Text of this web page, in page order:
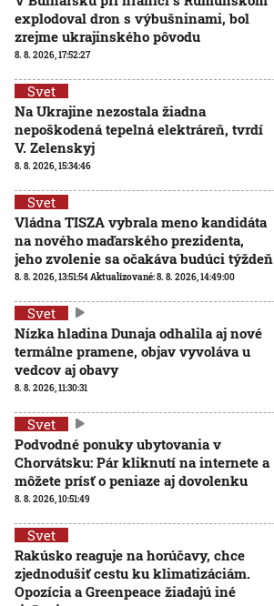
explodoval dron s výbušninami, bol
zrejme ukrajinského pôvodu
8. 8. 2026, 17:52:27
Svet
Na Ukrajine nezostala žiadna
nepoškodená tepelná elektráreň, tvrdí
V. Zelenskyj
8. 8. 2026, 15:34:46
Svet
Vládna TISZA vybrala meno kandidáta
na nového maďarského prezidenta,
jeho zvolenie sa očakáva budúci týždeň
8. 8. 2026, 13:51:54 Aktualizované:8. 8. 2026, 14:49:00
Svet
Nízka hladina Dunaja odhalila aj nové
termálne pramene, objav vyvoláva u
vedcov aj obavy
8. 8. 2026, 11:30:31
Svet
Podvodné ponuky ubytovania v
Chorvátsku: Pár kliknutí na internete a
môžete prísť o peniaze aj dovolenku
8. 8. 2026, 10:51:49
Svet
Rakúsko reaguje na horúčavy, chce
zjednodušiť cestu ku klimatizáciám.
Opozícia a Greenpeace žiadajú iné